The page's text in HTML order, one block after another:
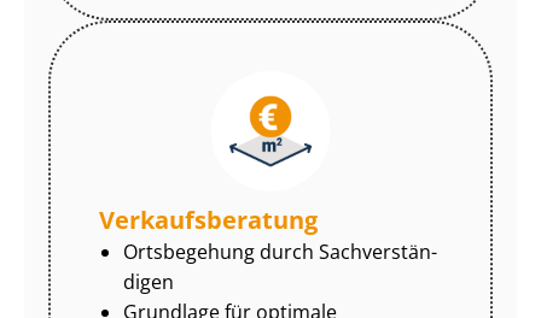
Ver­kaufs­be­ra­tung
Ortsbegehung durch Sach­ver­stän­
di­gen
Grundlage für optimale